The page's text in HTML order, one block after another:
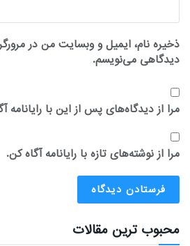
ذخیره نام، ایمیل و وبسایت من در
دیدگاهی می‌نویسم.
مرا از دیدگاه‌های پس از این با رایانامه
مرا از نوشته‌های تازه با رایانامه آگاه کن.
محبوب ترین مقالات